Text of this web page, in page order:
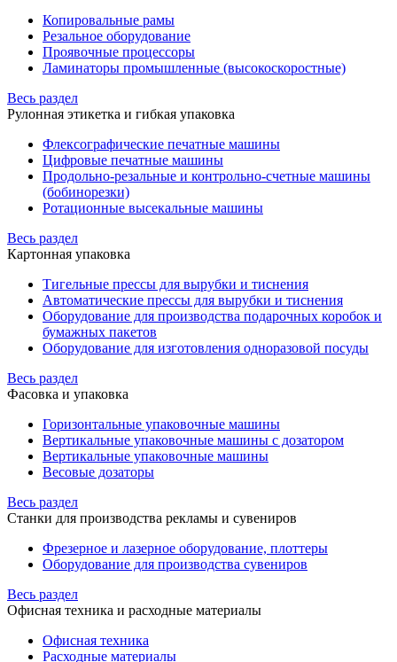
Копировальные рамы
Резальное оборудование
Проявочные процессоры
Ламинаторы промышленные (высокоскоростные)
Весь раздел
Рулонная этикетка и гибкая упаковка
Флексографические печатные машины
Цифровые печатные машины
Продольно-резальные и контрольно-счетные машины
(бобинорезки)
Ротационные высекальные машины
Весь раздел
Картонная упаковка
Тигельные прессы для вырубки и тиснения
Автоматические прессы для вырубки и тиснения
Оборудование для производства подарочных коробок и
бумажных пакетов
Оборудование для изготовления одноразовой посуды
Весь раздел
Фасовка и упаковка
Горизонтальные упаковочные машины
Вертикальные упаковочные машины с дозатором
Вертикальные упаковочные машины
Весовые дозаторы
Весь раздел
Станки для производства рекламы и сувениров
Фрезерное и лазерное оборудование, плоттеры
Оборудование для производства сувениров
Весь раздел
Офисная техника и расходные материалы
Офисная техника
Расходные материалы